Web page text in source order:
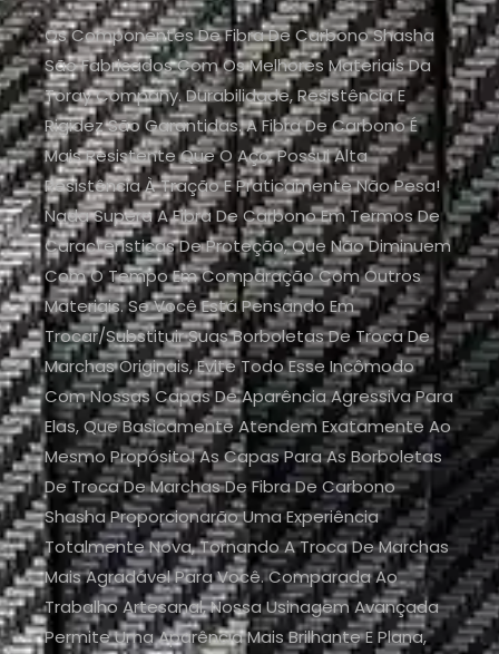
Os Componentes De Fibra De Carbono Shasha
São Fabricados Com Os Melhores Materiais Da
Toray Company. Durabilidade, Resistência E
Rigidez São Garantidas. A Fibra De Carbono É
Mais Resistente Que O Aço, Possui Alta
Resistência À Tração E Praticamente Não Pesa!
Nada Supera A Fibra De Carbono Em Termos De
Características De Proteção, Que Não Diminuem
Com O Tempo Em Comparação Com Outros
Materiais. Se Você Está Pensando Em
Trocar/substituir Suas Borboletas De Troca De
Marchas Originais, Evite Todo Esse Incômodo
Com Nossas Capas De Aparência Agressiva Para
Elas, Que Basicamente Atendem Exatamente Ao
Mesmo Propósito! As Capas Para As Borboletas
De Troca De Marchas De Fibra De Carbono
Shasha Proporcionarão Uma Experiência
Totalmente Nova, Tornando A Troca De Marchas
Mais Agradável Para Você. Comparada Ao
Trabalho Artesanal, Nossa Usinagem Avançada
Permite Uma Aparência Mais Brilhante E Plana,